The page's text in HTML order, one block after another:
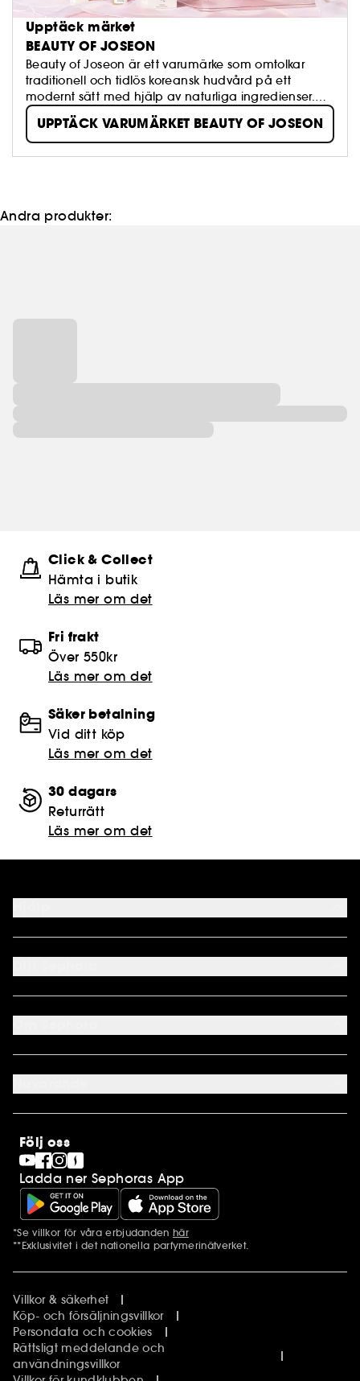
Upptäck märket
BEAUTY OF JOSEON
Beauty of Joseon är ett varumärke som omtolkar
traditionell och tidlös koreansk hudvård på ett
modernt sätt med hjälp av naturliga ingredienser.
Varumärket kombinerar Hanbang (traditionell
koreansk växtbaserad medicin) med effektiva,
trendiga ingredienser för att skapa produkter som
förbättrar huden och gör den friskare och mer
UPPTÄCK VARUMÄRKET BEAUTY OF JOSEON
Andra produkter:
Click & Collect
Hämta i butik​
Läs mer om det
Fri frakt
Över 550kr
Läs mer om det
Säker betalning
Vid ditt köp
Läs mer om det
30 dagars
Returrätt
Läs mer om det
FAQ
Kontakta oss
Mitt Konto
Sephora kundklubb
Om os
Karriär
Stores
Sephora Stands
SEPHORA Prize
Pride
Följ oss
Ladda ner Sephoras App
Ytterligare information
*Se villkor för våra erbjudanden här
**Exklusivitet i det nationella parfymerinätverket.
Villkor & säkerhet
Köp- och försäljningsvillkor
Persondata och cookies
Rättsligt meddelande och
användningsvillkor